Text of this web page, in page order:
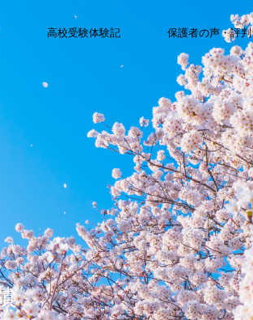
高校受験体験記 保護者の声・評判